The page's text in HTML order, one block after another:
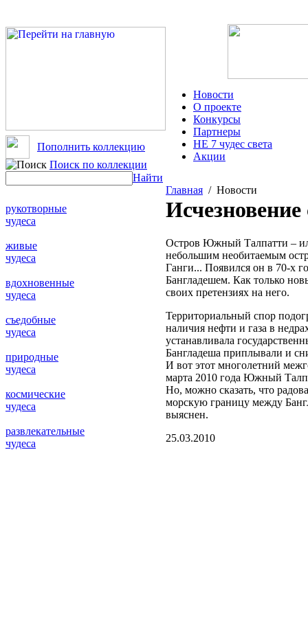
Пополнить коллекцию
Поиск по коллекции
Найти
рукотворные
чудеса
живые
чудеса
вдохновенные
чудеса
съедобные
чудеса
природные
чудеса
космические
чудеса
развлекательные
чудеса
Новости
О проекте
Конкурсы
Партнеры
НЕ 7 чудес света
Акции
Главная / Новости
Исчезновение
Остров Южный Талпатти –
небольшим необитаемым
Ганги... Появился он в 70-х
Бангладешем. Как только
своих претензиях на него.
Территориальный спор
наличия нефти и газа в
устанавливала
Бангладеша приплывали и
И вот этот многолетний
марта 2010 года Южный
Но, можно сказать, что
морскую границу между
выяснен.
25.03.2010